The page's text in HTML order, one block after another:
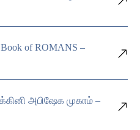
of ROMANS –
அபிஷேக முகாம் –